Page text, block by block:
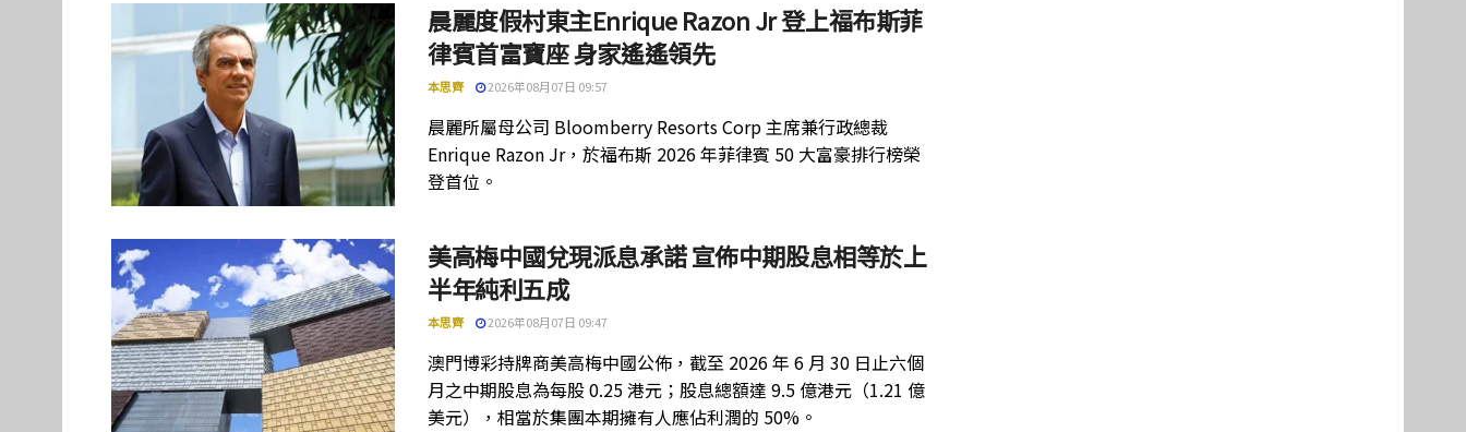
晨麗度假村東主Enrique Razon Jr 登上福布斯菲
律賓首富寶座 身家遙遙領先
本思齊 2026年08月07日 09:57
晨麗所屬母公司 Bloomberry Resorts Corp 主席兼行政總裁
Enrique Razon Jr，於福布斯 2026 年菲律賓 50 大富豪排行榜榮
登首位。
美高梅中國兌現派息承諾 宣佈中期股息相等於上
半年純利五成
本思齊 2026年08月07日 09:47
澳門博彩持牌商美高梅中國公佈，截至 2026 年 6 月 30 日止六個
月之中期股息為每股 0.25 港元；股息總額達 9.5 億港元（1.21 億
美元），相當於集團本期擁有人應佔利潤的 50%。